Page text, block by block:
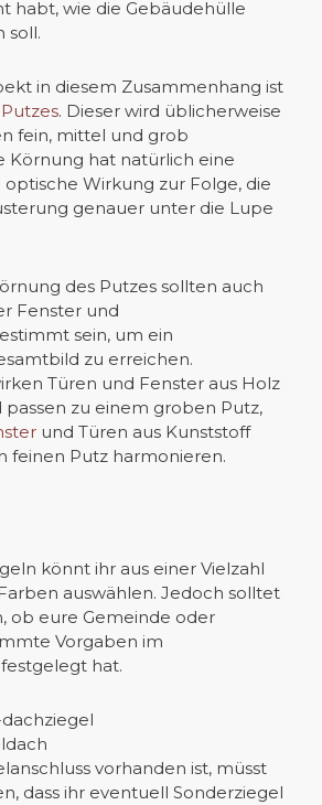
habt, wie die Gebäudehülle
soll.
in diesem Zusammenhang ist
. Dieser wird üblicherweise
fein, mittel und grob
Körnung hat natürlich eine
Wirkung zur Folge, die
genauer unter die Lupe
des Putzes sollten auch
Fenster und
sein, um ein
zu erreichen.
Türen und Fenster aus Holz
passen zu einem groben Putz,
und Türen aus Kunststoff
feinen Putz harmonieren.
könnt ihr aus einer Vielzahl
auswählen. Jedoch solltet
ob eure Gemeinde oder
Vorgaben im
festgelegt hat.
vorhanden ist, müsst
dass ihr eventuell Sonderziegel